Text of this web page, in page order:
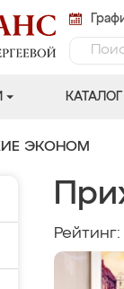
КАТАЛОГ
ЭКОНОМ
Рейтинг: